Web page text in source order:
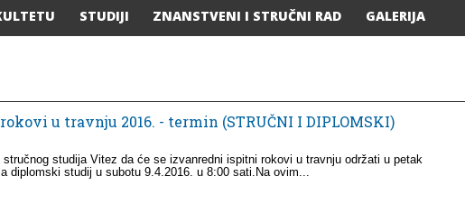
STUDIJI ZNANSTVENI I STRUČNI RAD GALERIJA
u travnju 2016. - termin (STRUČNI I DIPLOMSKI)
studija Vitez da će se izvanredni ispitni rokovi u travnju održati u petak
diplomski studij u subotu 9.4.2016. u 8:00 sati.Na ovim...